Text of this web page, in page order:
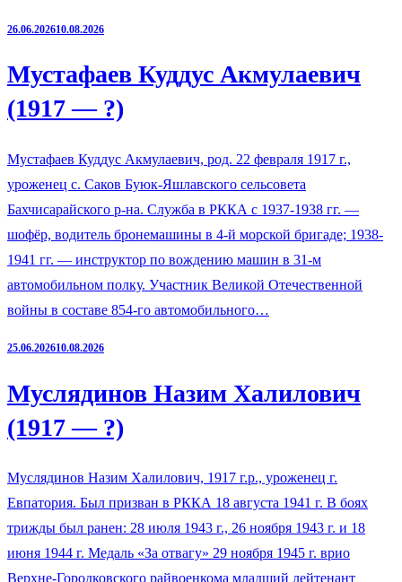
26.06.202610.08.2026
Мустафаев Куддус Акмулаевич
(1917 — ?)
Мустафаев Куддус Акмулаевич, род. 22 февраля 1917 г.,
уроженец с. Саков Буюк-Яшлавского сельсовета
Бахчисарайского р-на. Служба в РККА с 1937-1938 гг. —
шофёр, водитель бронемашины в 4-й морской бригаде; 1938-
1941 гг. — инструктор по вождению машин в 31-м
автомобильном полку. Участник Великой Отечественной
войны в составе 854-го автомобильного…
25.06.202610.08.2026
Муслядинов Назим Халилович
(1917 — ?)
Муслядинов Назим Халилович, 1917 г.р., уроженец г.
Евпатория. Был призван в РККА 18 августа 1941 г. В боях
трижды был ранен: 28 июля 1943 г., 26 ноября 1943 г. и 18
июня 1944 г. Медаль «За отвагу» 29 ноября 1945 г. врио
Верхне-Городковского райвоенкома младший лейтенант